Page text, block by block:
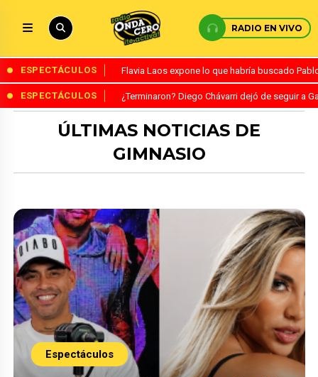
RADIO EN VIVO
ESPECTÁCULOS Flavia Laos expone lo que habría buscado
ESPECTÁCULOS ¿Terminaron? Diego Chávarri dejó de seguir a
ÚLTIMAS NOTICIAS DE
GIMNASIO
Espectáculos